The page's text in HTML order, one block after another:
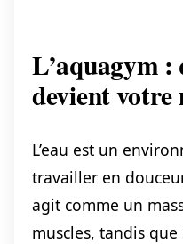
L’aquagym :
devient votre
L’eau est un
travailler en
agit comme un
muscles, tandis